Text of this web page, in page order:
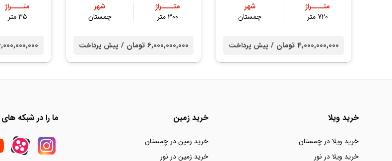
متــــراژ
720 متر
شهر
چمستان
4,000,000,000 تومان / پیش پرداخت
متــــراژ
۳۰۰ متر
شهر
چمستان
6,000,000,000 تومان / پیش پرداخت
متــــراژ
۳۵ متر
6,000,000,000
خرید ویلا
خرید ویلا در چمستان
خرید ویلا در نور
خرید زمین
خرید زمین در چمستان
خرید زمین در نور
ما را در شبکه